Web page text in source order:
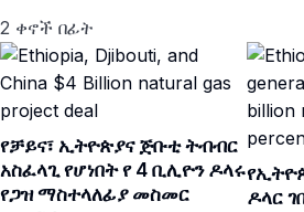
2 ቀኖች በፊት
የቻይና፣ ኢትዮጵያና ጅቡቲ ትብብር
አስፈላጊ የሆነበት የ 4 ቢሊዮን ዶላሩ
የጋዝ ማስተላለፊያ መስመር
ዶላር